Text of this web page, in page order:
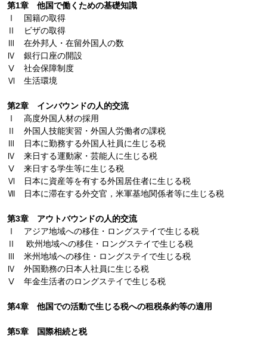
第1章 他国で働くための基礎知識
Ⅰ 国籍の取得
Ⅱ ビザの取得
Ⅲ 在外邦人・在留外国人の数
Ⅳ 銀行口座の開設
Ⅴ 社会保障制度
Ⅵ 生活環境
第2章 インバウンドの人的交流
Ⅰ 高度外国人材の採用
Ⅱ 外国人技能実習・外国人労働者の課税
Ⅲ 日本に勤務する外国人社員に生じる税
Ⅳ 来日する運動家・芸能人に生じる税
Ⅴ 来日する学生等に生じる税
Ⅵ 日本に資産等を有する外国居住者に生じる税
Ⅶ 日本に滞在する外交官，米軍基地関係者等に生じる税
第3章 アウトバウンドの人的交流
Ⅰ アジア地域への移住・ロングステイで生じる税
Ⅱ 欧州地域への移住・ロングステイで生じる税
Ⅲ 米州地域への移住・ロングステイで生じる税
Ⅳ 外国勤務の日本人社員に生じる税
Ⅴ 年金生活者のロングステイで生じる税
第4章 他国での活動で生じる税への租税条約等の適用
第5章 国際相続と税